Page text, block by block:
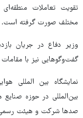
تقویت تعاملات
مختلف صورت گرفته است.
وزیر دفاع در جریان
گفت‌وگوهایی نیز با
بین‌المللی در حوزه
صدها شرکت و هیئت رسمی